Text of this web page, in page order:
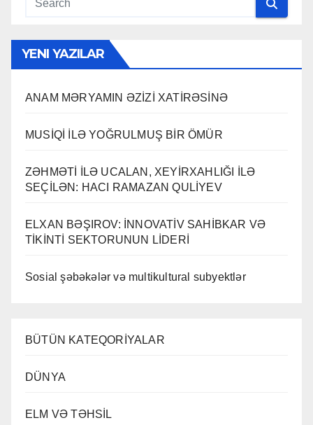
YENI YAZILAR
ANAM MƏRYAMIN ƏZİZİ XATİRƏSİNƏ
MUSİQİ İLƏ YOĞRULMUŞ BİR ÖMÜR
ZƏHMƏTİ İLƏ UCALAN, XEYİRXAHLIĞI İLƏ
SEÇİLƏN: HACI RAMAZAN QULİYEV
ELXAN BƏŞIROV: İNNOVATİV SAHİBKAR VƏ
TİKİNTİ SEKTORUNUN LİDERİ
Sosial şəbəkələr və multikultural subyektlər
BÜTÜN KATEQORİYALAR
DÜNYA
ELM VƏ TƏHSİL